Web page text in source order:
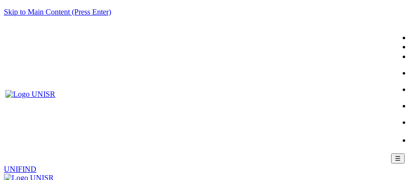
Skip to Main Content (Press Enter)
☰
UNIFIND